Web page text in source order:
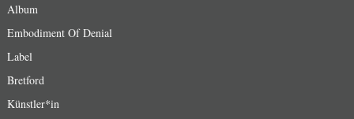
Album
Embodiment Of Denial
Label
Bretford
Künstler*in